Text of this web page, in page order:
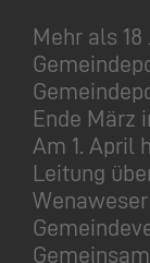
Mehr als
Ende März
Am 1. April
Leitung